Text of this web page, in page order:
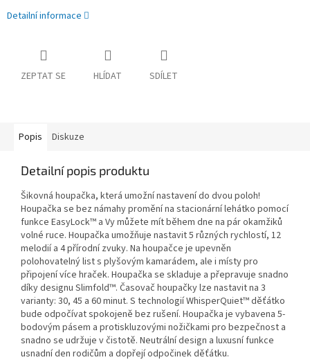
Detailní informace
ZEPTAT SE HLÍDAT SDÍLET
Popis Diskuze
Detailní popis produktu
Šikovná houpačka, která umožní nastavení do dvou poloh!
Houpačka se bez námahy promění na stacionární lehátko pomocí
funkce EasyLock™ a Vy můžete mít během dne na pár okamžiků
volné ruce. Houpačka umožňuje nastavit 5 různých rychlostí, 12
melodií a 4 přírodní zvuky. Na houpačce je upevněn
polohovatelný list s plyšovým kamarádem, ale i místy pro
připojení více hraček. Houpačka se skladuje a přepravuje snadno
díky designu Slimfold™. Časovač houpačky lze nastavit na 3
varianty: 30, 45 a 60 minut. S technologií WhisperQuiet™ děťátko
bude odpočívat spokojeně bez rušení. Houpačka je vybavena 5-
bodovým pásem a protiskluzovými nožičkami pro bezpečnost a
snadno se udržuje v čistotě. Neutrální design a luxusní funkce
usnadní den rodičům a dopřejí odpočinek děťátku.